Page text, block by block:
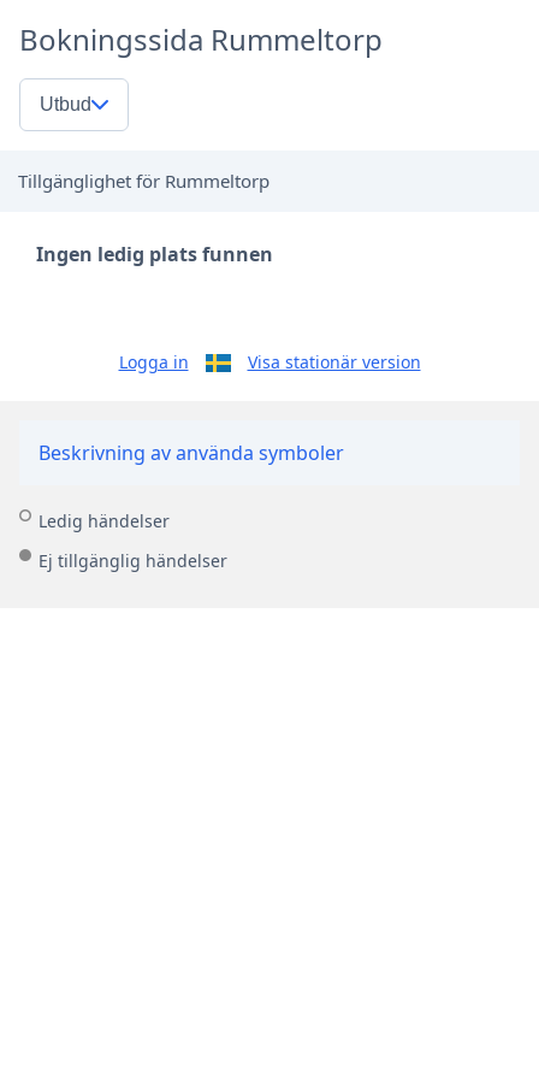
Bokningssida Rummeltorp
Utbud
Tillgänglighet för Rummeltorp
Ingen ledig plats funnen
Logga in Visa stationär version
Beskrivning av använda symboler
Ledig händelser
Ej tillgänglig händelser